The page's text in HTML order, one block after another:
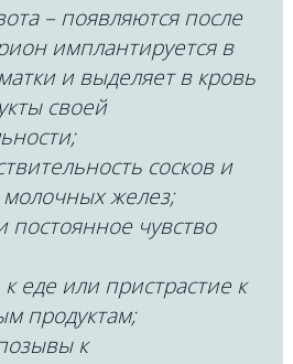
– появляются после
имплантируется в
и выделяет в кровь
своей
сосков и
желез;
постоянное чувство
еде или пристрастие к
продуктам;
к